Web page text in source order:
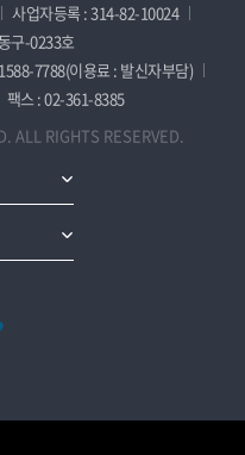
사업자등록 : 314-82-10024
구-0233호
7788(이용료 : 발신자부담)
팩스 : 02-361-8385
ALL RIGHTS RESERVED.